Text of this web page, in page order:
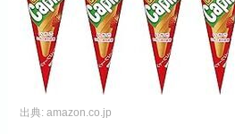
出典:amazon.co.jp